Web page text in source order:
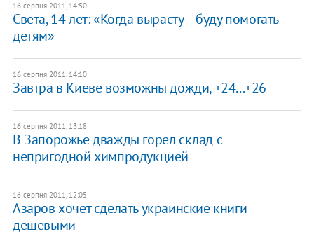
16 серпня 2011, 14:50
Света, 14 лет: «Когда вырасту – буду помогать
детям»
16 серпня 2011, 14:10
Завтра в Киеве возможны дожди, +24...+26
16 серпня 2011, 13:18
В Запорожье дважды горел склад с
непригодной химпродукцией
16 серпня 2011, 12:05
Азаров хочет сделать украинские книги
дешевыми